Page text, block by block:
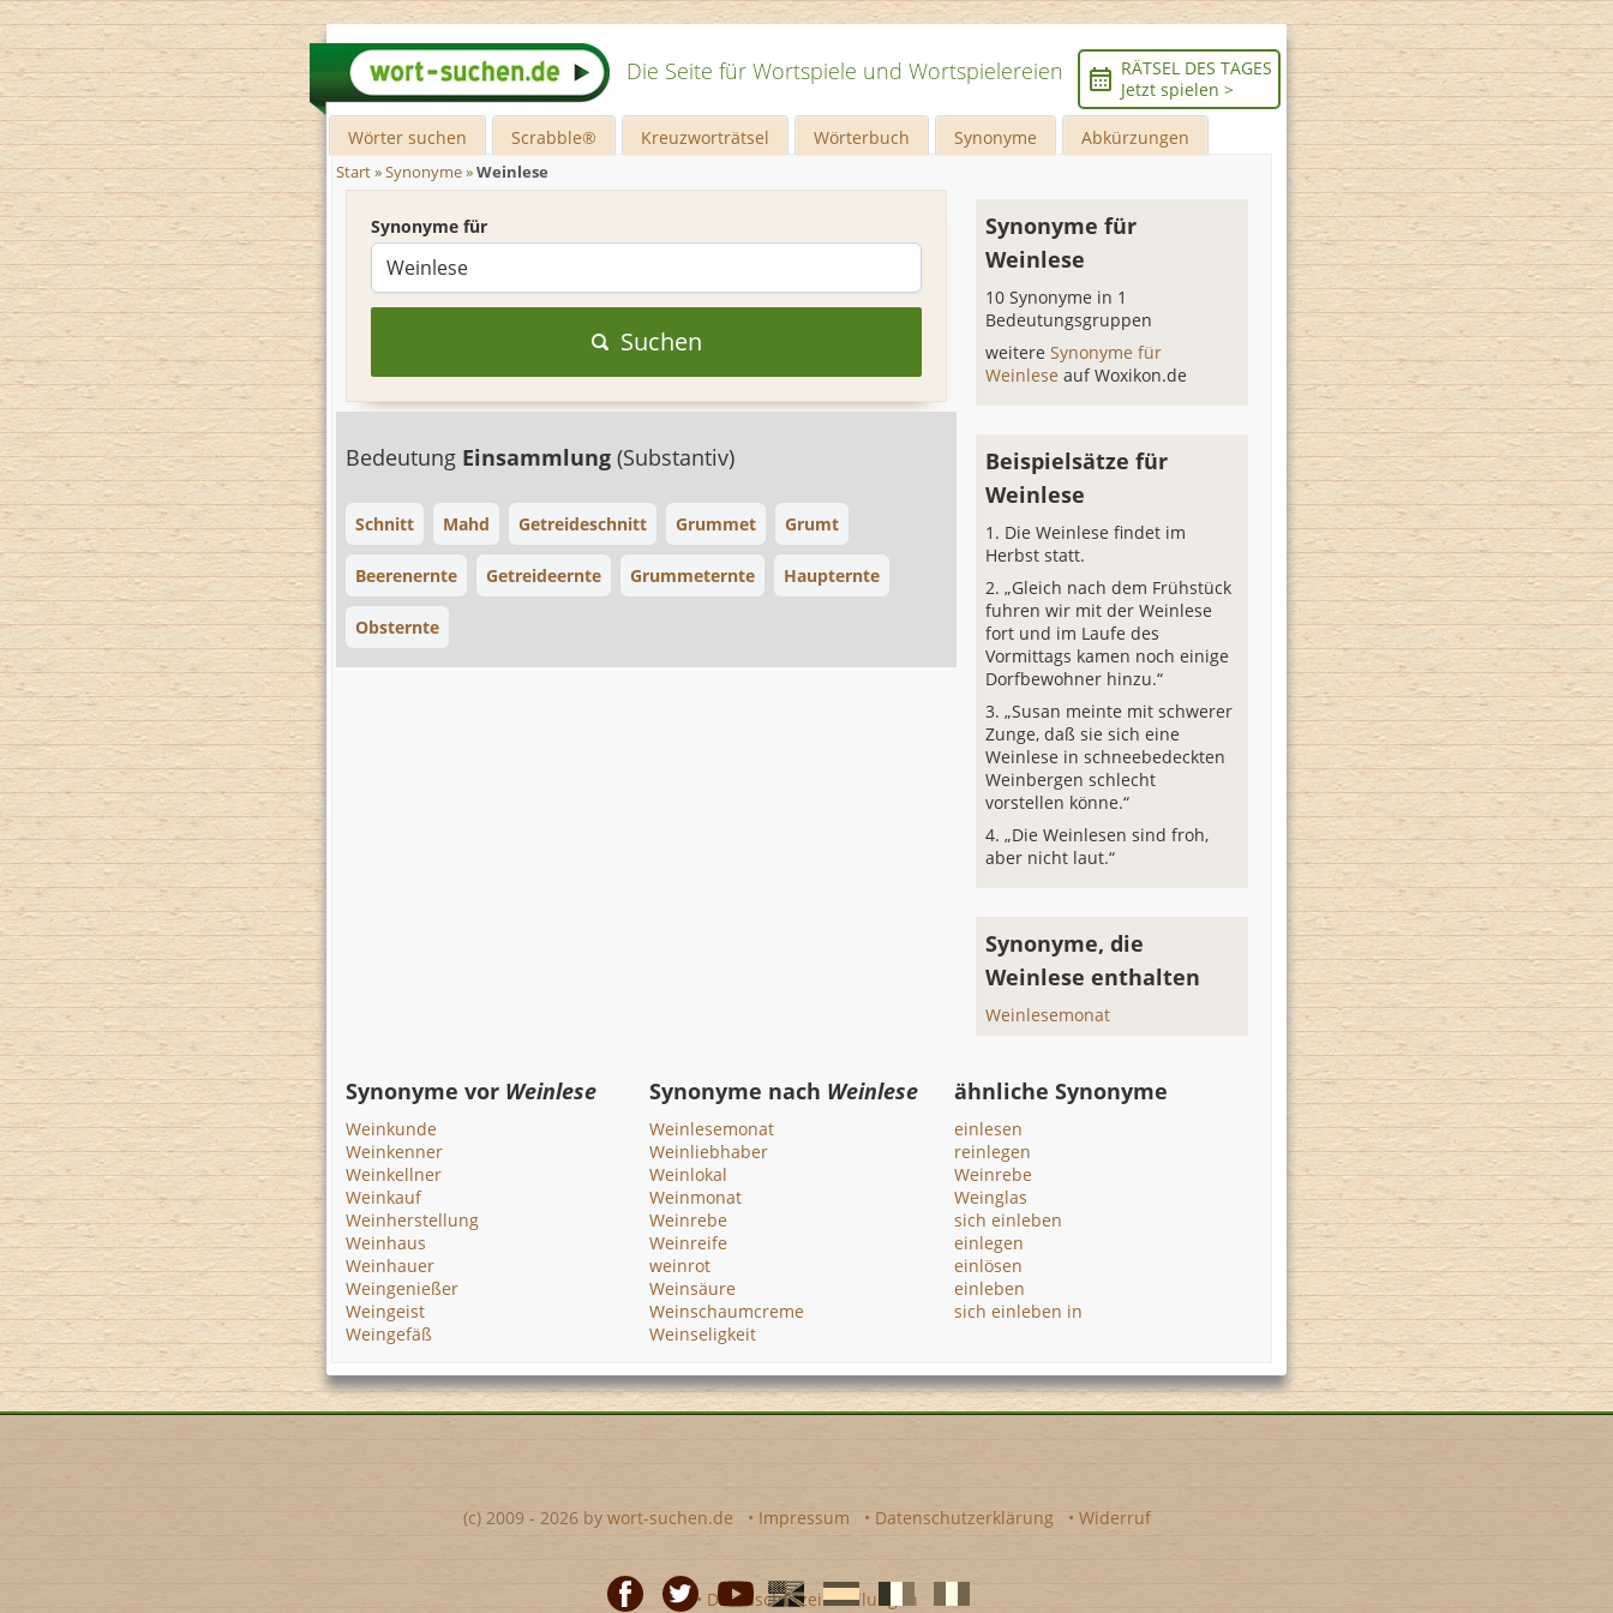
Die Seite für Wortspiele und Wortspielereien
RÄTSEL DES TAGES
Jetzt spielen >
Wörter suchen Scrabble® Kreuzworträtsel Wörterbuch Synonyme Abkürzungen
Start»Synonyme»Weinlese
Synonyme für
Suchen
Bedeutung Einsammlung (Substantiv)
Schnitt Mahd Getreideschnitt Grummet Grumt
Beerenernte Getreideernte Grummeternte Haupternte
Obsternte
Synonyme für
Weinlese
10 Synonyme in 1
Bedeutungsgruppen
weitereSynonyme für
Weinleseauf Woxikon.de
Beispielsätze für
Weinlese
Die Weinlese findet im
Herbst statt.
„Gleich nach dem Frühstück
fuhren wir mit der Weinlese
fort und im Laufe des
Vormittags kamen noch einige
Dorfbewohner hinzu.“
„Susan meinte mit schwerer
Zunge, daß sie sich eine
Weinlese in schneebedeckten
Weinbergen schlecht
vorstellen könne.“
„Die Weinlesen sind froh,
aber nicht laut.“
Synonyme, die
Weinlese enthalten
Weinlesemonat
Synonyme vor Weinlese
Weinkunde
Weinkenner
Weinkellner
Weinkauf
Weinherstellung
Weinhaus
Weinhauer
Weingenießer
Weingeist
Weingefäß
Synonyme nach Weinlese
Weinlesemonat
Weinliebhaber
Weinlokal
Weinmonat
Weinrebe
Weinreife
weinrot
Weinsäure
Weinschaumcreme
Weinseligkeit
ähnliche Synonyme
einlesen
reinlegen
Weinrebe
Weinglas
sich einleben
einlegen
einlösen
einleben
sich einleben in
(c) 2009 - 2026 by wort-suchen.de • Impressum • Datenschutzerklärung • Widerruf
• Datenschutzeinstellungen